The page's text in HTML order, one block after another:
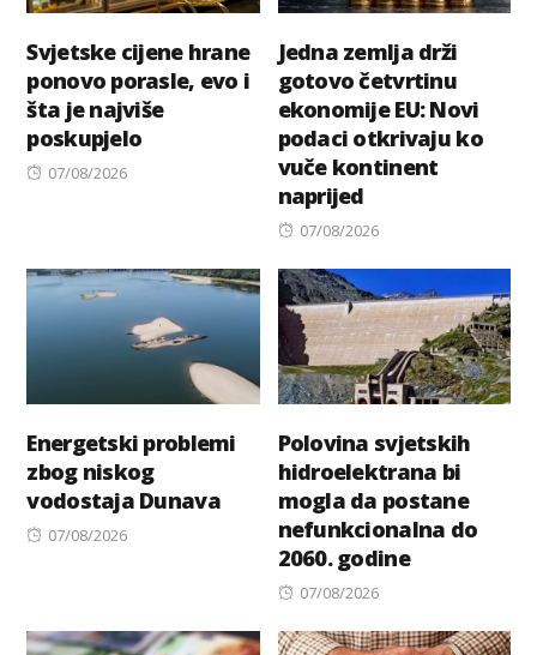
Svjetske cijene hrane
ponovo porasle, evo i
šta je najviše
poskupjelo
Posted
07/08/2026
Jedna zemlja drži
gotovo četvrtinu
ekonomije EU: Novi
podaci otkrivaju ko
vuče kontinent
naprijed
Posted
07/08/2026
Energetski problemi
zbog niskog
vodostaja Dunava
Posted
07/08/2026
Polovina svjetskih
hidroelektrana bi
mogla da postane
nefunkcionalna do
2060. godine
Posted
07/08/2026